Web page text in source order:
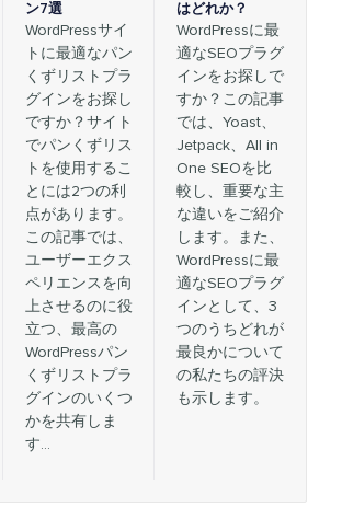
ン7選
WordPressサイ
トに最適なパン
くずリストプラ
グインをお探し
ですか？サイト
でパンくずリス
トを使用するこ
とには2つの利
点があります。
この記事では、
ユーザーエクス
ペリエンスを向
上させるのに役
立つ、最高の
WordPressパン
くずリストプラ
グインのいくつ
かを共有しま
す…
はどれか？
WordPressに最
適なSEOプラグ
インをお探しで
すか？この記事
では、Yoast、
Jetpack、All in
One SEOを比
較し、重要な主
な違いをご紹介
します。また、
WordPressに最
適なSEOプラグ
インとして、3
つのうちどれが
最良かについて
の私たちの評決
も示します。